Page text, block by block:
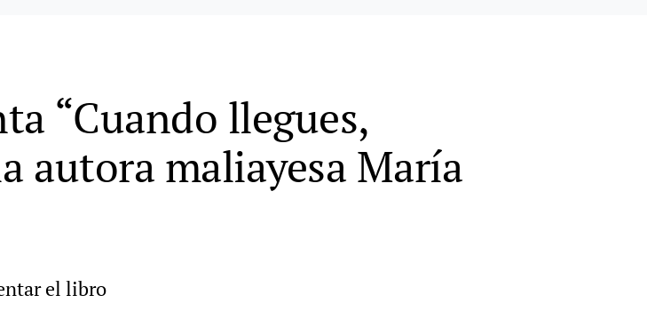
“Cuando llegues,
autora maliayesa María
el libro